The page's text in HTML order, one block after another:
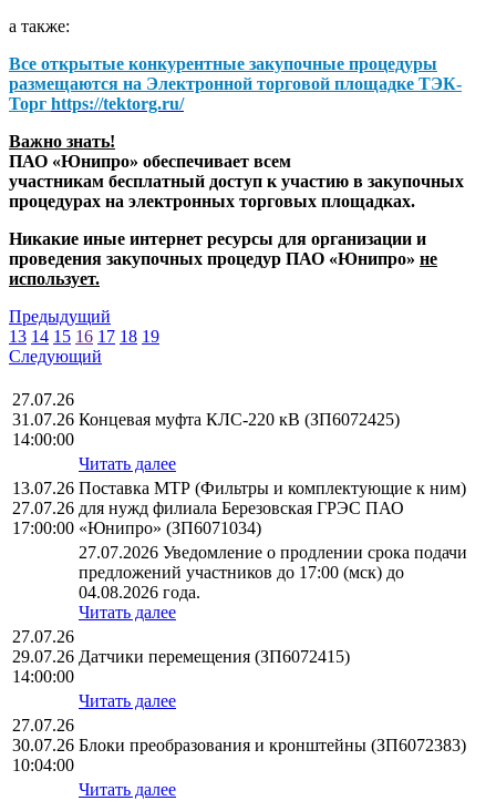
а также:
Все открытые конкурентные закупочные процедуры
размещаются на Электронной торговой площадке ТЭК-
Торг https://tektorg.ru/
Важно знать!
ПАО «Юнипро» обеспечивает всем
участникам бесплатный доступ к участию в закупочных
процедурах на электронных торговых площадках.
Никакие иные интернет ресурсы для организации и
проведения закупочных процедур ПАО «Юнипро» не
использует.
Предыдущий
13 14 15 16 17 18 19
Следующий
27.07.26
31.07.26
14:00:00
Концевая муфта КЛС-220 кВ (ЗП6072425)
Читать далее
13.07.26
27.07.26
17:00:00
Поставка МТР (Фильтры и комплектующие к ним)
для нужд филиала Березовская ГРЭС ПАО
«Юнипро» (ЗП6071034)
27.07.2026 Уведомление о продлении срока подачи
предложений участников до 17:00 (мск) до
04.08.2026 года.
Читать далее
27.07.26
29.07.26
14:00:00
Датчики перемещения (ЗП6072415)
Читать далее
27.07.26
30.07.26
10:04:00
Блоки преобразования и кронштейны (ЗП6072383)
Читать далее